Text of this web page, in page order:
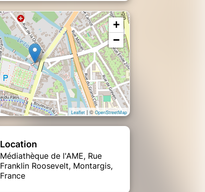
+
−
Leaflet | © OpenStreetMap
Location
Médiathèque de l'AME, Rue
Franklin Roosevelt, Montargis,
France